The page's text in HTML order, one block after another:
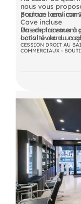
nous vous
pour un local
Surface : environ
Cave incluse
Pas de travaux à
Local avec du
Un emplacement
activité dans un
Loyer : 2 250 €
Droit au bail : 50
CESSION DROIT AU
COMMERCIAUX -